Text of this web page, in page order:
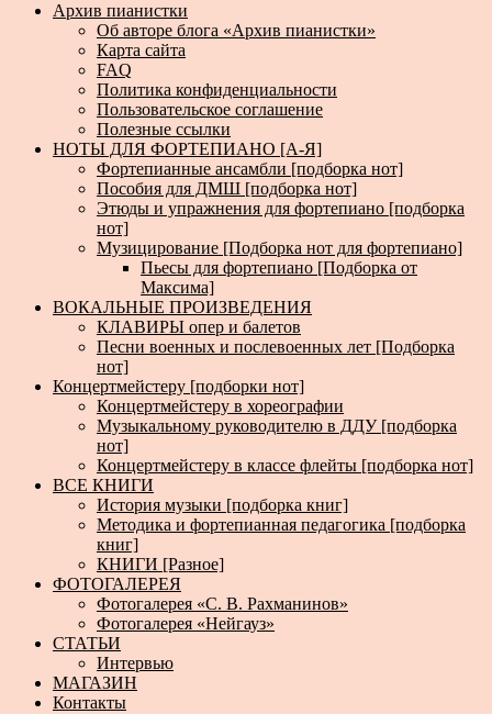
Архив пианистки
Об авторе блога «Архив пианистки»
Карта сайта
FAQ
Политика конфиденциальности
Пользовательское соглашение
Полезные ссылки
НОТЫ ДЛЯ ФОРТЕПИАНО [А-Я]
Фортепианные ансамбли [подборка нот]
Пособия для ДМШ [подборка нот]
Этюды и упражнения для фортепиано [подборка
нот]
Музицирование [Подборка нот для фортепиано]
Пьесы для фортепиано [Подборка от
Максима]
ВОКАЛЬНЫЕ ПРОИЗВЕДЕНИЯ
КЛАВИРЫ опер и балетов
Песни военных и послевоенных лет [Подборка
нот]
Концертмейстеру [подборки нот]
Концертмейстеру в хореографии
Музыкальному руководителю в ДДУ [подборка
нот]
Концертмейстеру в классе флейты [подборка нот]
ВСЕ КНИГИ
История музыки [подборка книг]
Методика и фортепианная педагогика [подборка
книг]
КНИГИ [Разное]
ФОТОГАЛЕРЕЯ
Фотогалерея «С. В. Рахманинов»
Фотогалерея «Нейгауз»
СТАТЬИ
Интервью
МАГАЗИН
Контакты